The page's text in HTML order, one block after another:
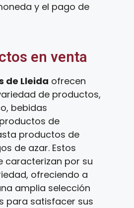
y el pago de
en venta
de Lleida ofrecen
de productos,
bebidas
de
productos de
de azar. Estos
caracterizan por su
ofreciendo a
amplia selección
para satisfacer sus